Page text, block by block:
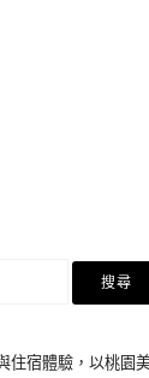
住宿體驗，以桃園